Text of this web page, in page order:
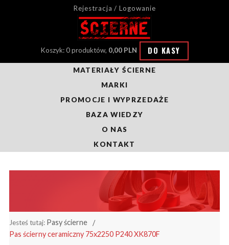
Rejestracja / Logowanie
Koszyk: 0 produktów, 0,00 PLN DO KASY
MATERIAŁY ŚCIERNE
MARKI
PROMOCJE I WYPRZEDAŻE
BAZA WIEDZY
O NAS
KONTAKT
Jesteś tutaj: Pasy ścierne
Pas ścierny ceramiczny 75x2250 P240 XK870F